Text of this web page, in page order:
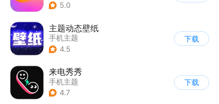
5.0
主题动态壁纸
手机主题
4.5
下载
来电秀秀
手机主题
4.7
下载